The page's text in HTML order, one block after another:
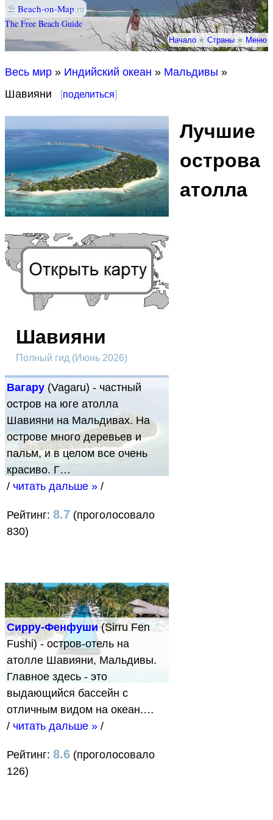
⛱ Beach-on-Map.ru
The Free Beach Guide
Начало★Страны★Меню
Весь мир » Индийский океан » Мальдивы »
Шавияни
[поделиться]
Лучшие
острова
атолла
Шавияни
Полный гид (Июнь 2026)
Вагару (Vagaru) - частный
остров на юге атолла
Шавияни на Мальдивах. На
острове много деревьев и
пальм, и в целом все очень
красиво. Г…
/ читать дальше » /
Рейтинг: 8.7 (проголосовало
830)
Сирру-Фенфуши(Sirru Fen
Fushi) - остров-отель на
атолле Шавияни, Мальдивы.
Главное здесь - это
выдающийся бассейн с
отличным видом на океан.…
/ читать дальше » /
Рейтинг: 8.6 (проголосовало
126)